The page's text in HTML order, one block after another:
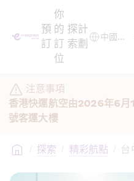
預
訂
你
的
訂
位
探
索
計
劃
注意事項
香港快運航空由2026年6月
號客運大樓
/ 探索 / 精彩航點 / 台